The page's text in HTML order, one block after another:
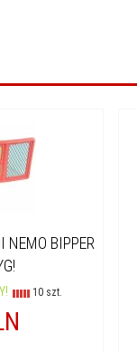
NEMO BIPPER
10 szt.